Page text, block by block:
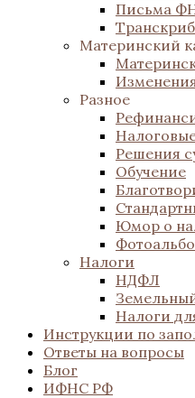
Письма
Материнский
Разное
Решения
Обучение
Юмор о
Налоги
НДФЛ
Налоги
Инструкции по
Ответы на вопросы
Блог
ИФНС РФ